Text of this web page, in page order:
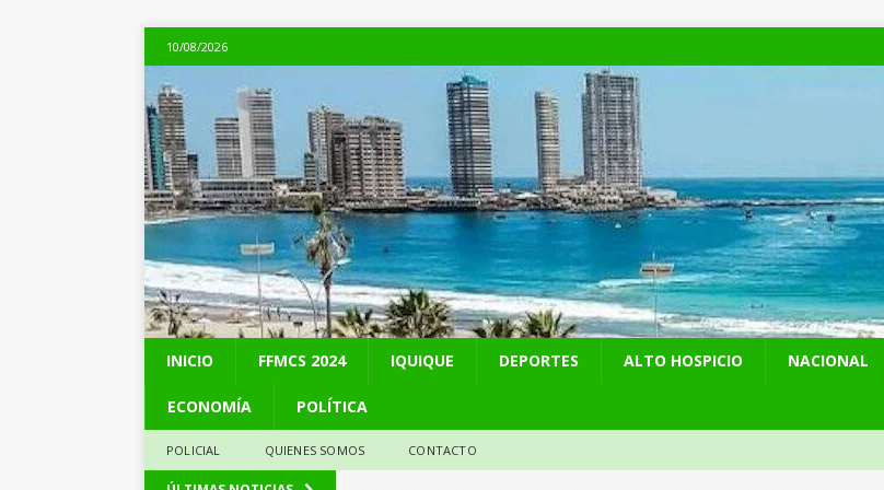
10/08/2026
INICIO FFMCS 2024 IQUIQUE DEPORTES ALTO HOSPICIO NACIONAL
ECONOMÍA POLÍTICA
POLICIAL QUIENES SOMOS CONTACTO